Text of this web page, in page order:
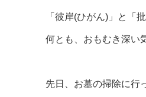
「彼岸(ひがん)」と「
何とも、おもむき深い
先日、お墓の掃除に行